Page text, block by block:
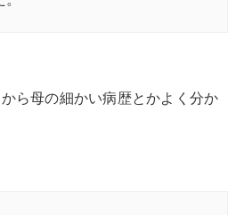
ら母の細かい病歴とかよく分か